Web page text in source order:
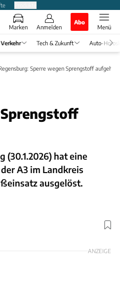
Marken Anmelden
Abo
Menü
Verkehr Tech & Zukunft Auto-
Sperre wegen Sprengstoff
(30.1.2026) hat eine
A3 im Landkreis
ausgelöst.
Foto: deepblue4you via Getty Images
ANZEIGE